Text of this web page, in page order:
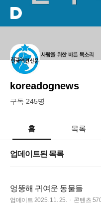
koreadognews
구독 245명
홈 목록
업데이트된 목록
엉뚱해 귀여운 동물들
업데이트 2025. 11. 25. 콘텐츠